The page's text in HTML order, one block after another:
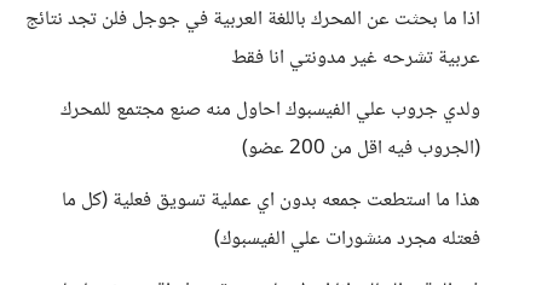
اذا ما بحثت عن المحرك باللغة العربية في جوجل فلن تجد نتائج
عربية تشرحه غير مدونتي انا فقط
ولدي جروب علي الفيسبوك احاول منه صنع مجتمع للمحرك
(الجروب فيه اقل من 200 عضو)
هذا ما استطعت جمعه بدون اي عملية تسويق فعلية (كل ما
فعتله مجرد منشورات علي الفيسبوك)